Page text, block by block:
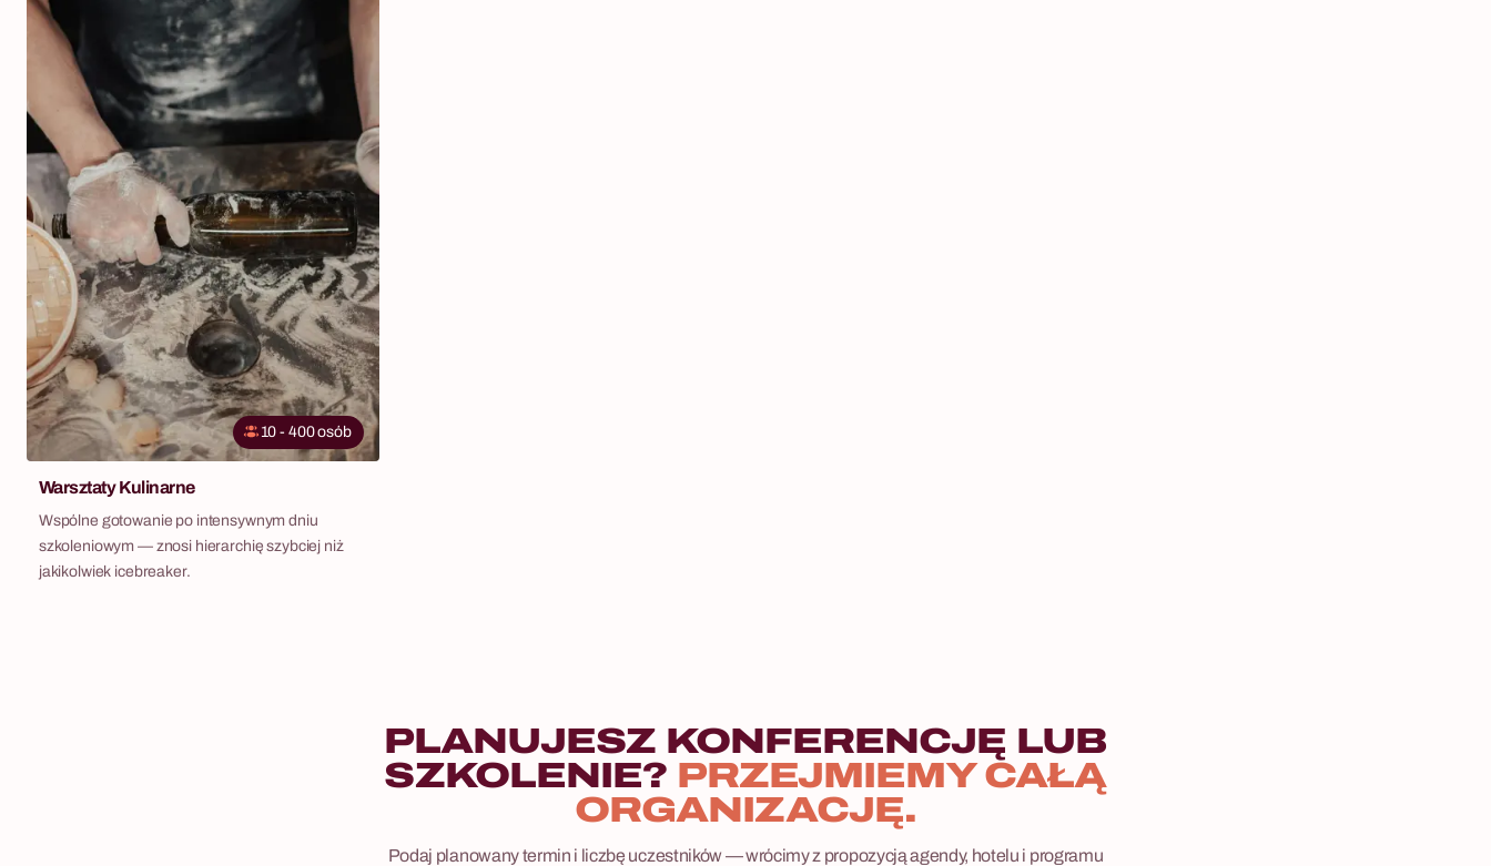
10 - 400 osób
Warsztaty Kulinarne
Wspólne gotowanie po intensywnym dniu
szkoleniowym — znosi hierarchię szybciej niż
jakikolwiek icebreaker.
PLANUJESZ KONFERENCJĘ LUB
SZKOLENIE? PRZEJMIEMY CAŁĄ
ORGANIZACJĘ.
Podaj planowany termin i liczbę uczestników — wrócimy z propozycją agendy, hotelu i programu